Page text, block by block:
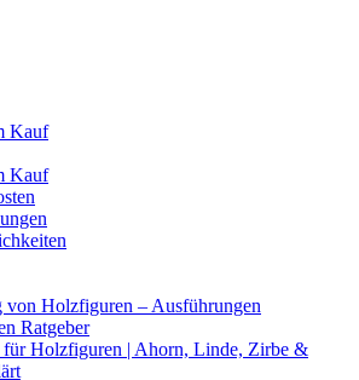
Kauf
Kauf
von Holzfiguren – Ausführungen
Ratgeber
für Holzfiguren | Ahorn, Linde, Zirbe &